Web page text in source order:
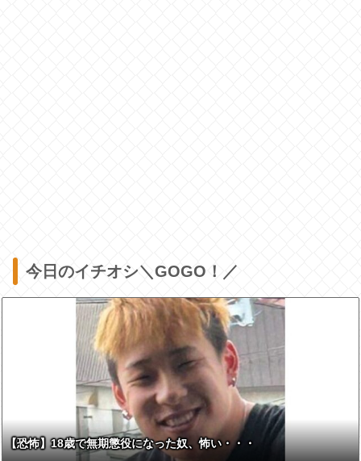
今日のイチオシ＼GOGO！／
【恐怖】18歳で無期懲役になった奴、怖い・・・